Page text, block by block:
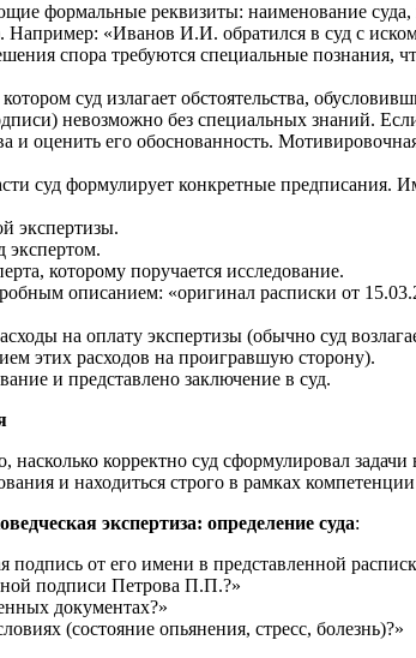
формальные реквизиты: наименование суда,
Например: «Иванов И.И. обратился в суд с
спора требуются специальные познания,
суд излагает обстоятельства,
невозможно без специальных знаний.
и оценить его обоснованность.
суд формулирует конкретные предписания.
экспертизы.
экспертом.
которому поручается исследование.
описанием: «оригинал расписки от
на оплату экспертизы (обычно суд
этих расходов на проигравшую сторону).
и представлено заключение в суд.
корректно суд сформулировал задачи
и находиться строго в рамках компетенции
экспертиза: определение суда:
от его имени в представленной
подписи Петрова П.П.?»
документах?»
(состояние опьянения, стресс, болезнь)?»